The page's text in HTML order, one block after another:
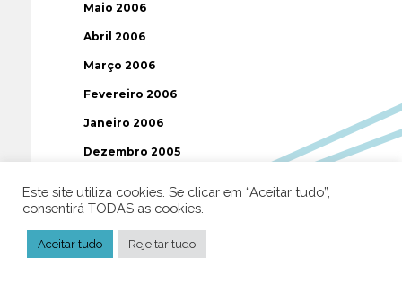
Maio 2006
Abril 2006
Março 2006
Fevereiro 2006
Janeiro 2006
Dezembro 2005
Outubro 2005
Setembro 2005
Este site utiliza cookies. Se clicar em “Aceitar tudo”,
consentirá TODAS as cookies.
Aceitar tudo Rejeitar tudo